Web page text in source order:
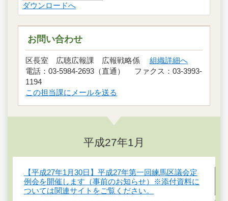
ダウンロードへ
お問い合わせ
区長室 広聴広報課 広報戦略係 組織詳細へ
電話：03-5984-2693（直通） ファクス：03-3993-
1194
この担当課にメールを送る
平成27年1月
【平成27年1月30日】平成27年第一回練馬区議会定
例会を開催します（事前のお知らせ）※添付資料に
ついては関連サイトをご覧ください。